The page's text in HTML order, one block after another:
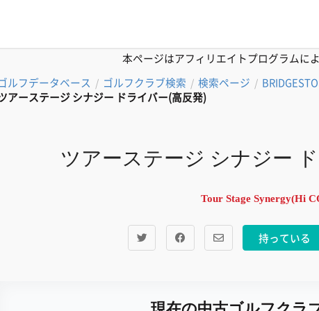
本ページはアフィリエイトプログラムに
ルフデータベース / ゴルフクラブ検索 / 検索ページ /
アーステージ シナジー ドライバー(高反発)
ツアーステージ シナジー
Tour Stage Synergy(Hi
持っている